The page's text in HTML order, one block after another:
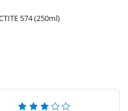
574 (250ml)